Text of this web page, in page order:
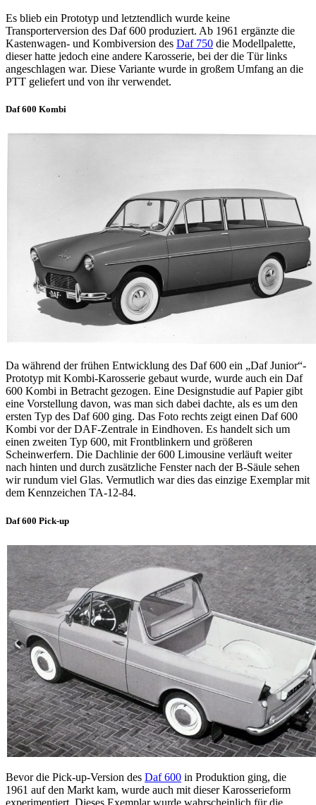
Es blieb ein Prototyp und letztendlich wurde keine
Transporterversion des Daf 600 produziert. Ab 1961 ergänzte die
Kastenwagen- und Kombiversion des Daf 750 die Modellpalette,
dieser hatte jedoch eine andere Karosserie, bei der die Tür links
angeschlagen war. Diese Variante wurde in großem Umfang an die
PTT geliefert und von ihr verwendet.
Daf 600 Kombi
Da während der frühen Entwicklung des Daf 600 ein „Daf Junior“-
Prototyp mit Kombi-Karosserie gebaut wurde, wurde auch ein Daf
600 Kombi in Betracht gezogen. Eine Designstudie auf Papier gibt
eine Vorstellung davon, was man sich dabei dachte, als es um den
ersten Typ des Daf 600 ging. Das Foto rechts zeigt einen Daf 600
Kombi vor der DAF-Zentrale in Eindhoven. Es handelt sich um
einen zweiten Typ 600, mit Frontblinkern und größeren
Scheinwerfern. Die Dachlinie der 600 Limousine verläuft weiter
nach hinten und durch zusätzliche Fenster nach der B-Säule sehen
wir rundum viel Glas. Vermutlich war dies das einzige Exemplar mit
dem Kennzeichen TA-12-84.
Daf 600 Pick-up
Bevor die Pick-up-Version des Daf 600 in Produktion ging, die
1961 auf den Markt kam, wurde auch mit dieser Karosserieform
experimentiert. Dieses Exemplar wurde wahrscheinlich für die